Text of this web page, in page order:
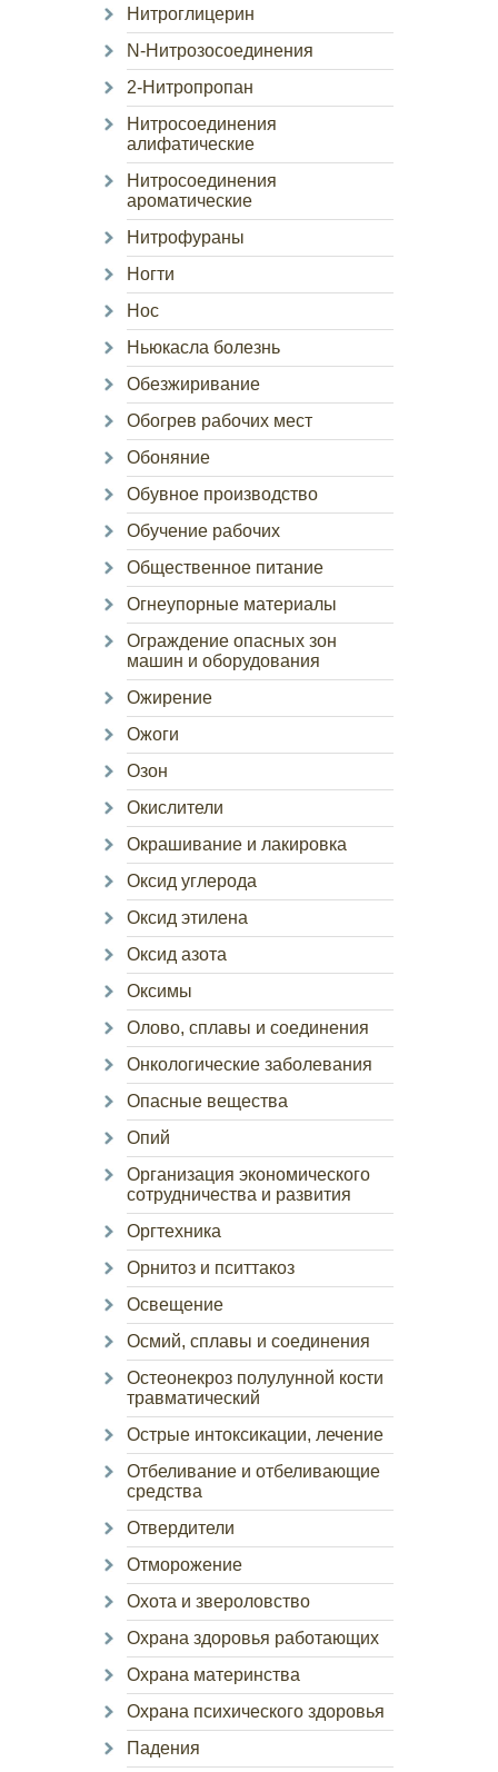
Нитроглицерин
N-Нитрозосоединения
2-Нитропропан
Нитросоединения
алифатические
Нитросоединения
ароматические
Нитрофураны
Ногти
Нос
Ньюкасла болезнь
Обезжиривание
Обогрев рабочих мест
Обоняние
Обувное производство
Обучение рабочих
Общественное питание
Огнеупорные материалы
Ограждение опасных зон
машин и оборудования
Ожирение
Ожоги
Озон
Окислители
Окрашивание и лакировка
Оксид углерода
Оксид этилена
Оксид азота
Оксимы
Олово, сплавы и соединения
Онкологические заболевания
Опасные вещества
Опий
Организация экономического
сотрудничества и развития
Оргтехника
Орнитоз и пситтакоз
Освещение
Осмий, сплавы и соединения
Остеонекроз полулунной кости
травматический
Острые интоксикации, лечение
Отбеливание и отбеливающие
средства
Отвердители
Отморожение
Охота и звероловство
Охрана здоровья работающих
Охрана материнства
Охрана психического здоровья
Падения